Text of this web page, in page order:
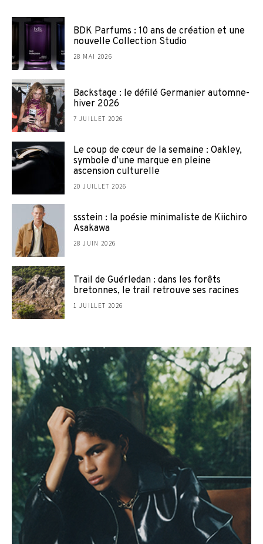
BDK Parfums : 10 ans de création et une
nouvelle Collection Studio
28 MAI 2026
Backstage : le défilé Germanier automne-
hiver 2026
7 JUILLET 2026
Le coup de cœur de la semaine : Oakley,
symbole d’une marque en pleine
ascension culturelle
20 JUILLET 2026
ssstein : la poésie minimaliste de Kiichiro
Asakawa
28 JUIN 2026
Trail de Guérledan : dans les forêts
bretonnes, le trail retrouve ses racines
1 JUILLET 2026